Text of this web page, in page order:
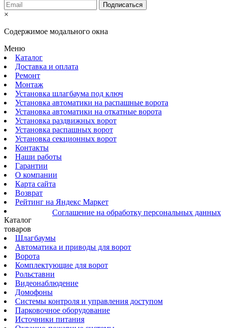
×
Содержимое модального окна
Меню
Каталог
Доставка и оплата
Ремонт
Монтаж
Установка шлагбаума под ключ
Установка автоматики на распашные ворота
Установка автоматики на откатные ворота
Установка раздвижных ворот
Установка распашных ворот
Установка секционных ворот
Контакты
Наши работы
Гарантии
О компании
Карта сайта
Возврат
Рейтинг на Яндекс Маркет
Соглашение на обработку персональных данных
Каталог
товаров
Шлагбаумы
Автоматика и приводы для ворот
Ворота
Комплектующие для ворот
Рольставни
Видеонаблюдение
Домофоны
Системы контроля и управления доступом
Парковочное оборудование
Источники питания